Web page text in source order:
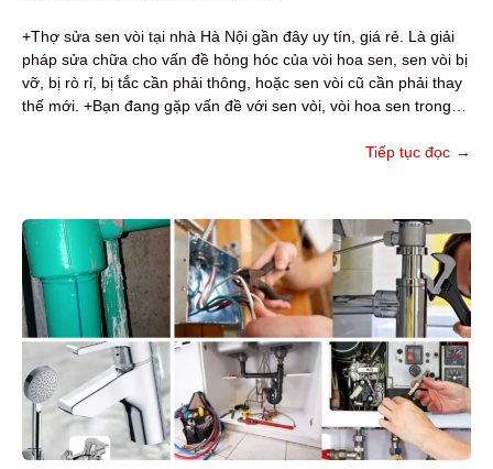
+Thợ sửa sen vòi tại nhà Hà Nội gần đây uy tín, giá rẻ. Là giải
pháp sửa chữa cho vấn đề hỏng hóc của vòi hoa sen, sen vòi bị
vỡ, bị rò rỉ, bị tắc cần phải thông, hoặc sen vòi cũ cần phải thay
thế mới. +Bạn đang gặp vấn đề với sen vòi, vòi hoa sen trong…
Tiếp tục đọc →